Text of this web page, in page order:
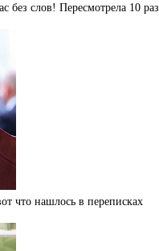
без слов! Пересмотрела 10 раз
что нашлось в переписках